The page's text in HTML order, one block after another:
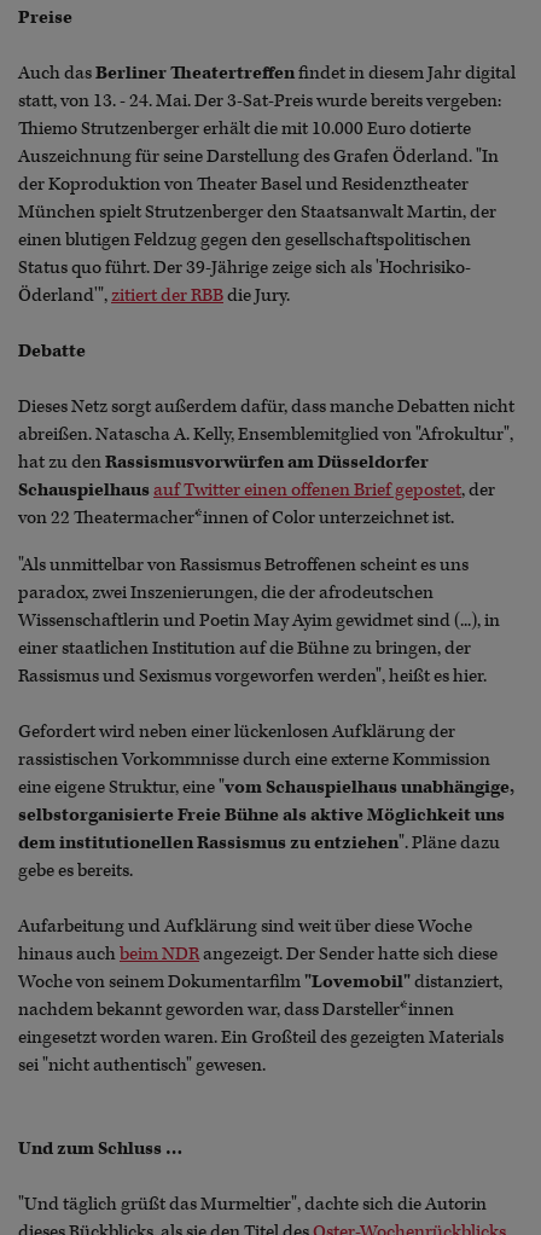
Preise
Auch dasBerliner Theatertreffenfindet in diesem Jahr digital
statt, von 13. - 24. Mai. Der 3-Sat-Preis wurde bereits vergeben:
Thiemo Strutzenberger erhält die mit 10.000 Euro dotierte
Auszeichnung für seine Darstellung des Grafen Öderland. "In
der Koproduktion von Theater Basel und Residenztheater
München spielt Strutzenberger den Staatsanwalt Martin, der
einen blutigen Feldzug gegen den gesellschaftspolitischen
Status quo führt. Der 39-Jährige zeige sich als 'Hochrisiko-
Öderland'",zitiert der RBBdie Jury.
Debatte
Dieses Netz sorgt außerdem dafür, dass manche Debatten nicht
abreißen. Natascha A. Kelly, Ensemblemitglied von "Afrokultur",
hat zu denRassismusvorwürfen am Düsseldorfer
Schauspielhausauf Twitter einen offenen Brief gepostet, der
von 22 Theatermacher*innen of Color unterzeichnet ist.
"Als unmittelbar von Rassismus Betroffenen scheint es uns
paradox, zwei Inszenierungen, die der afrodeutschen
Wissenschaftlerin und Poetin May Ayim gewidmet sind (...), in
einer staatlichen Institution auf die Bühne zu bringen, der
Rassismus und Sexismus vorgeworfen werden", heißt es hier.
Gefordert wird neben einer lückenlosen Aufklärung der
rassistischen Vorkommnisse durch eine externe Kommission
eine eigene Struktur, eine "vom Schauspielhaus unabhängige,
selbstorganisierte Freie Bühne als aktive Möglichkeit uns
dem institutionellen Rassismus zu entziehen". Pläne dazu
gebe es bereits.
Aufarbeitung und Aufklärung sind weit über diese Woche
hinaus auchbeim NDRangezeigt. Der Sender hatte sich diese
Woche von seinem Dokumentarfilm"Lovemobil"distanziert,
nachdem bekannt geworden war, dass Darsteller*innen
eingesetzt worden waren. Ein Großteil des gezeigten Materials
sei "nicht authentisch" gewesen.
Und zum Schluss …
"Und täglich grüßt das Murmeltier", dachte sich die Autorin